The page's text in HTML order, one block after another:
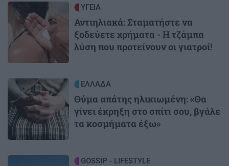
Image ΥΓΕΙΑ
Αντιηλιακά: Σταματήστε να
ξοδεύετε χρήματα - Η τζάμπα
λύση που προτείνουν οι γιατροί!
Image ΕΛΛΑΔΑ
Θύμα απάτης ηλικιωμένη: «Θα
γίνει έκρηξη στο σπίτι σου, βγάλε
τα κοσμήματα έξω»
GOSSIP - LIFESTYLE